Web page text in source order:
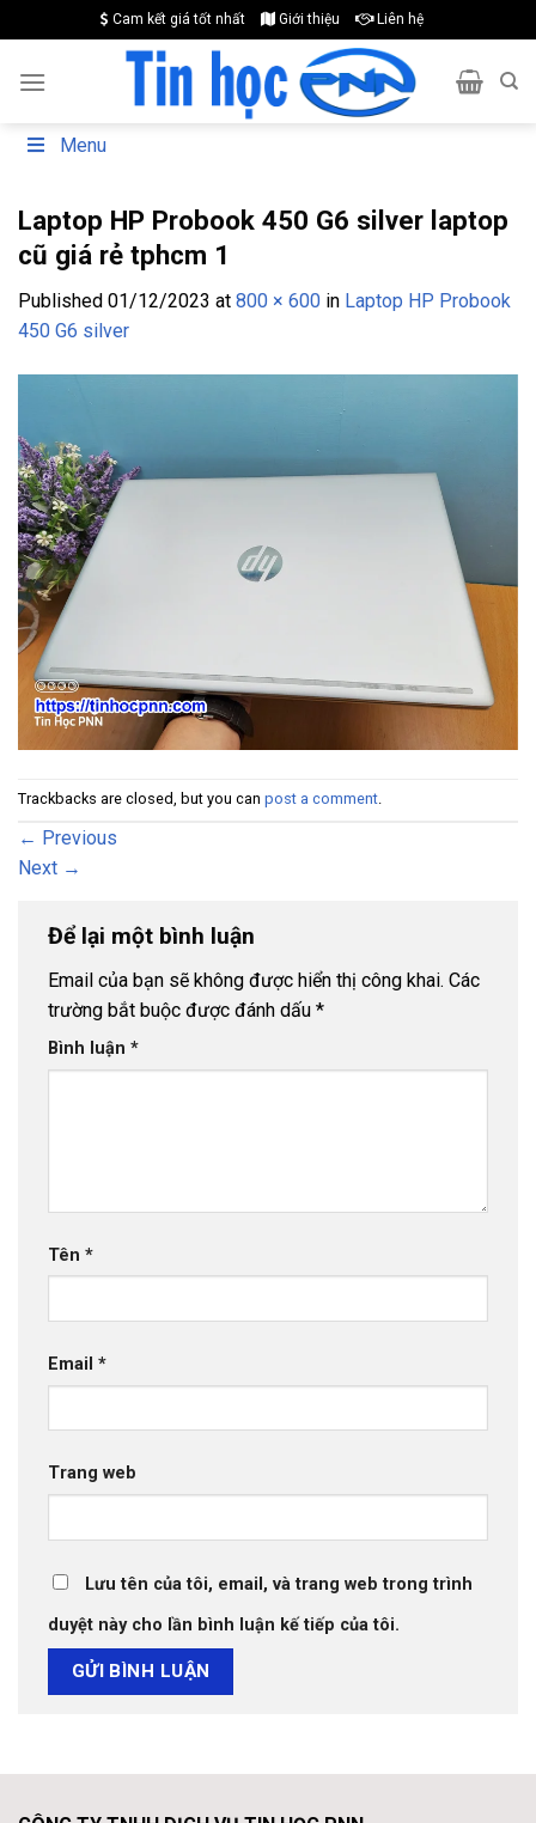
to
content
Cam kết giá tốt nhất Giới thiệu Liên hệ
Menu
Laptop HP Probook 450 G6 silver laptop
cũ giá rẻ tphcm 1
Published 01/12/2023 at 800 × 600 in Laptop HP Probook
450 G6 silver
Trackbacks are closed, but you can post a comment.
← Previous
Next →
Để lại một bình luận
Email của bạn sẽ không được hiển thị công khai. Các
trường bắt buộc được đánh dấu *
Bình luận *
Tên *
Email *
Trang web
Lưu tên của tôi, email, và trang web trong trình
duyệt này cho lần bình luận kế tiếp của tôi.